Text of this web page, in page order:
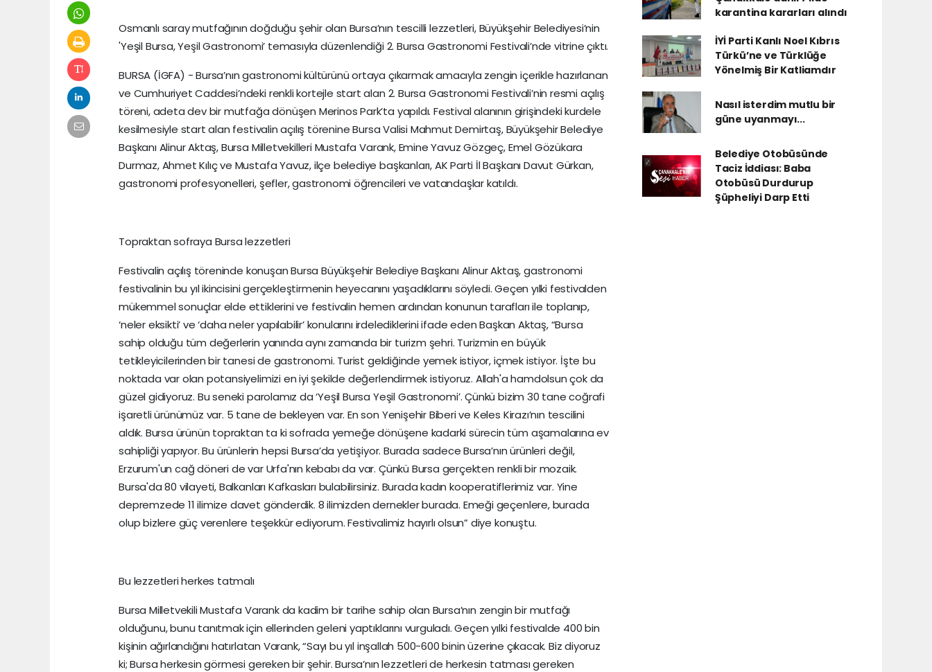
Osmanlı saray mutfağının doğduğu şehir olan Bursa’nın tescilli lezzetleri, Büyükşehir Belediyesi’nin
'Yeşil Bursa, Yeşil Gastronomi’ temasıyla düzenlendiği 2. Bursa Gastronomi Festivali’nde vitrine çıktı.
BURSA (İGFA) - Bursa’nın gastronomi kültürünü ortaya çıkarmak amacıyla zengin içerikle hazırlanan
ve Cumhuriyet Caddesi’ndeki renkli kortejle start alan 2. Bursa Gastronomi Festivali’nin resmi açılış
töreni, adeta dev bir mutfağa dönüşen Merinos Park’ta yapıldı. Festival alanının girişindeki kurdele
kesilmesiyle start alan festivalin açılış törenine Bursa Valisi Mahmut Demirtaş, Büyükşehir Belediye
Başkanı Alinur Aktaş, Bursa Milletvekilleri Mustafa Varank, Emine Yavuz Gözgeç, Emel Gözükara
Durmaz, Ahmet Kılıç ve Mustafa Yavuz, ilçe belediye başkanları, AK Parti İl Başkanı Davut Gürkan,
gastronomi profesyonelleri, şefler, gastronomi öğrencileri ve vatandaşlar katıldı.
Topraktan sofraya Bursa lezzetleri
Festivalin açılış töreninde konuşan Bursa Büyükşehir Belediye Başkanı Alinur Aktaş, gastronomi
festivalinin bu yıl ikincisini gerçekleştirmenin heyecanını yaşadıklarını söyledi. Geçen yılki festivalden
mükemmel sonuçlar elde ettiklerini ve festivalin hemen ardından konunun tarafları ile toplanıp,
‘neler eksikti’ ve ‘daha neler yapılabilir’ konularını irdelediklerini ifade eden Başkan Aktaş, “Bursa
sahip olduğu tüm değerlerin yanında aynı zamanda bir turizm şehri. Turizmin en büyük
tetikleyicilerinden bir tanesi de gastronomi. Turist geldiğinde yemek istiyor, içmek istiyor. İşte bu
noktada var olan potansiyelimizi en iyi şekilde değerlendirmek istiyoruz. Allah'a hamdolsun çok da
güzel gidiyoruz. Bu seneki parolamız da ‘Yeşil Bursa Yeşil Gastronomi’. Çünkü bizim 30 tane coğrafi
işaretli ürünümüz var. 5 tane de bekleyen var. En son Yenişehir Biberi ve Keles Kirazı’nın tescilini
aldık. Bursa ürünün topraktan ta ki sofrada yemeğe dönüşene kadarki sürecin tüm aşamalarına ev
sahipliği yapıyor. Bu ürünlerin hepsi Bursa’da yetişiyor. Burada sadece Bursa’nın ürünleri değil,
Erzurum'un cağ döneri de var Urfa'nın kebabı da var. Çünkü Bursa gerçekten renkli bir mozaik.
Bursa'da 80 vilayeti, Balkanları Kafkasları bulabilirsiniz. Burada kadın kooperatiflerimiz var. Yine
depremzede 11 ilimize davet gönderdik. 8 ilimizden dernekler burada. Emeği geçenlere, burada
olup bizlere güç verenlere teşekkür ediyorum. Festivalimiz hayırlı olsun” diye konuştu.
Bu lezzetleri herkes tatmalı
Bursa Milletvekili Mustafa Varank da kadim bir tarihe sahip olan Bursa’nın zengin bir mutfağı
olduğunu, bunu tanıtmak için ellerinden geleni yaptıklarını vurguladı. Geçen yılki festivalde 400 bin
kişinin ağırlandığını hatırlatan Varank, “Sayı bu yıl inşallah 500-600 binin üzerine çıkacak. Biz diyoruz
ki; Bursa herkesin görmesi gereken bir şehir. Bursa’nın lezzetleri de herkesin tatması gereken
karantina kararları alındı
İYİ Parti Kanlı Noel Kıbrıs
Türkü’ne ve Türklüğe
Yönelmiş Bir Katliamdır
Nasıl isterdim mutlu bir
güne uyanmayı...
Belediye Otobüsünde
Taciz İddiası: Baba
Otobüsü Durdurup
Şüpheliyi Darp Etti